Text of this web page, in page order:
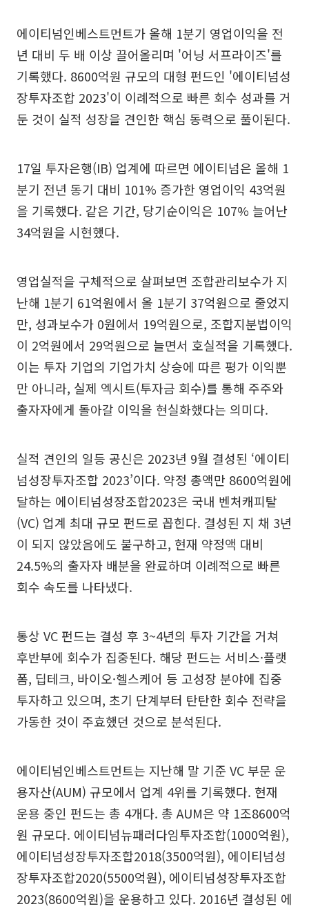
에이티넘인베스트먼트가 올해 1분기 영업이익을 전
년 대비 두 배 이상 끌어올리며 '어닝 서프라이즈'를
기록했다. 8600억원 규모의 대형 펀드인 '에이티넘성
장투자조합 2023'이 이례적으로 빠른 회수 성과를 거
둔 것이 실적 성장을 견인한 핵심 동력으로 풀이된다.
17일 투자은행(IB) 업계에 따르면 에이티넘은 올해 1
분기 전년 동기 대비 101% 증가한 영업이익 43억원
을 기록했다. 같은 기간, 당기순이익은 107% 늘어난
34억원을 시현했다.
영업실적을 구체적으로 살펴보면 조합관리보수가 지
난해 1분기 61억원에서 올 1분기 37억원으로 줄었지
만, 성과보수가 0원에서 19억원으로, 조합지분법이익
이 2억원에서 29억원으로 늘면서 호실적을 기록했다.
이는 투자 기업의 기업가치 상승에 따른 평가 이익뿐
만 아니라, 실제 엑시트(투자금 회수)를 통해 주주와
출자자에게 돌아갈 이익을 현실화했다는 의미다.
실적 견인의 일등 공신은 2023년 9월 결성된 ‘에이티
넘성장투자조합 2023’이다. 약정 총액만 8600억원에
달하는 에이티넘성장조합2023은 국내 벤처캐피탈
(VC) 업계 최대 규모 펀드로 꼽힌다. 결성된 지 채 3년
이 되지 않았음에도 불구하고, 현재 약정액 대비
24.5%의 출자자 배분을 완료하며 이례적으로 빠른
회수 속도를 나타냈다.
통상 VC 펀드는 결성 후 3~4년의 투자 기간을 거쳐
후반부에 회수가 집중된다. 해당 펀드는 서비스·플랫
폼, 딥테크, 바이오·헬스케어 등 고성장 분야에 집중
투자하고 있으며, 초기 단계부터 탄탄한 회수 전략을
가동한 것이 주효했던 것으로 분석된다.
에이티넘인베스트먼트는 지난해 말 기준 VC 부문 운
용자산(AUM) 규모에서 업계 4위를 기록했다. 현재
운용 중인 펀드는 총 4개다. 총 AUM은 약 1조8600억
원 규모다. 에이티넘뉴패러다임투자조합(1000억원),
에이티넘성장투자조합2018(3500억원), 에이티넘성
장투자조합2020(5500억원), 에이티넘성장투자조합
2023(8600억원)을 운용하고 있다. 2016년 결성된 에